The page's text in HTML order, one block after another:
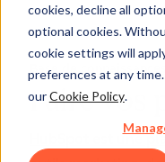
cookies, decline all
optional cookies.
cookie settings will
preferences at any
ourCookie Policy.
Base de connaissances
Faire vos
HubSpot est une